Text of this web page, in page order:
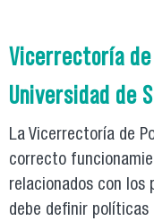
Vicerrectoría
Universidad de
La Vicerrectoría de
correcto
relacionados con los
debe definir políticas